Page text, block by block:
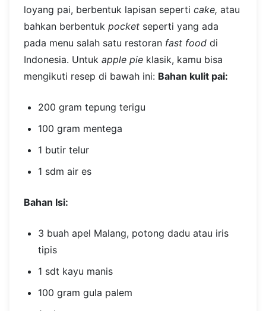
loyang pai, berbentuk lapisan seperti cake, atau
bahkan berbentuk pocket seperti yang ada
pada menu salah satu restoran fast food di
Indonesia. Untuk apple pie klasik, kamu bisa
mengikuti resep di bawah ini: Bahan kulit pai:
200 gram tepung terigu
100 gram mentega
1 butir telur
1 sdm air es
Bahan Isi:
3 buah apel Malang, potong dadu atau iris
tipis
1 sdt kayu manis
100 gram gula palem